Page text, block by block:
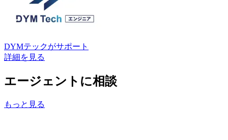
DYMテックがサポート
詳細を見る
エージェントに相談
もっと見る